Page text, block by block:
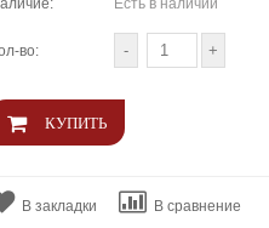
Есть в наличии
во:
В закладки В сравнение